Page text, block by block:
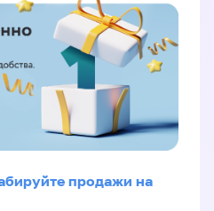
продажи на